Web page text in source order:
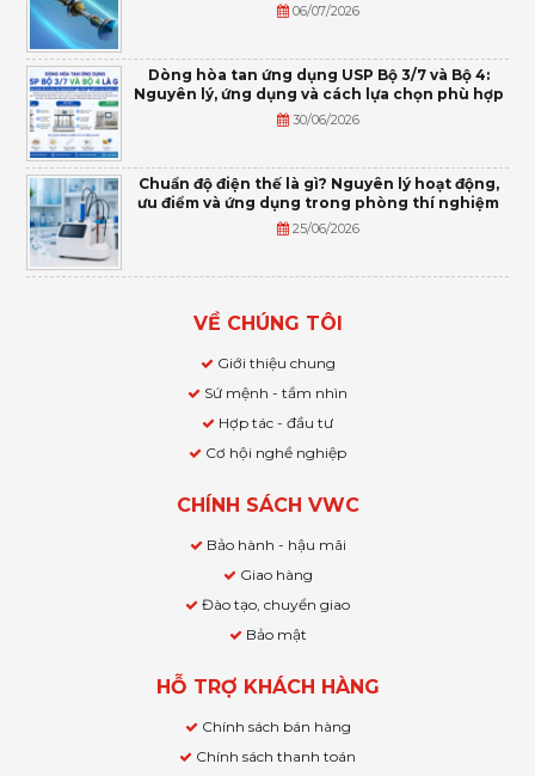
06/07/2026
Dòng hòa tan ứng dụng USP Bộ 3/7 và Bộ 4:
Nguyên lý, ứng dụng và cách lựa chọn phù hợp
30/06/2026
Chuẩn độ điện thế là gì? Nguyên lý hoạt động,
ưu điểm và ứng dụng trong phòng thí nghiệm
25/06/2026
VỀ CHÚNG TÔI
Giới thiệu chung
Sứ mệnh - tầm nhìn
Hợp tác - đầu tư
Cơ hội nghề nghiệp
CHÍNH SÁCH VWC
Bảo hành - hậu mãi
Giao hàng
Đào tạo, chuyển giao
Bảo mật
HỖ TRỢ KHÁCH HÀNG
Chính sách bán hàng
Chính sách thanh toán